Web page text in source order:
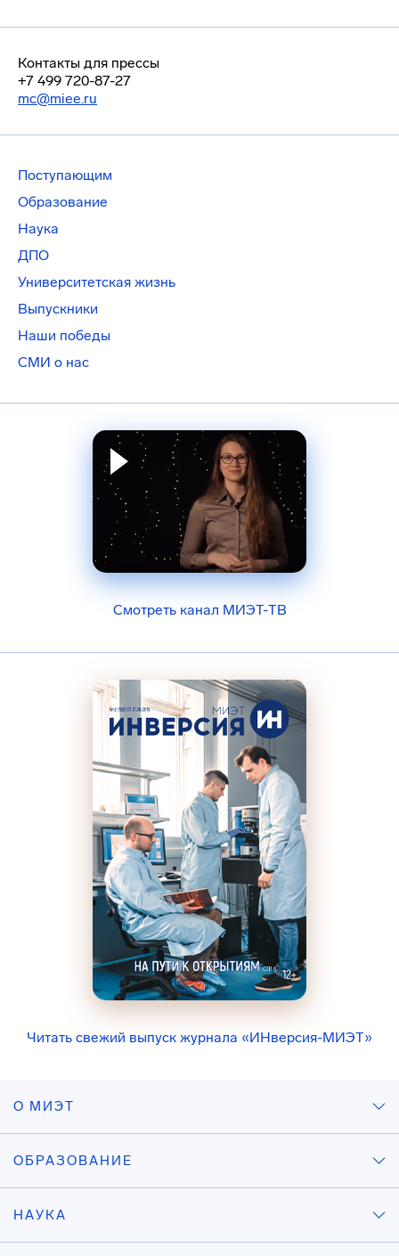
Контакты для прессы
+7 499 720-87-27
mc@miee.ru
Поступающим
Образование
Наука
ДПО
Университетская жизнь
Выпускники
Наши победы
СМИ о нас
Смотреть канал МИЭТ-ТВ
Читать свежий выпуск журнала «ИНверсия-МИЭТ»
О МИЭТ
ОБРАЗОВАНИЕ
НАУКА